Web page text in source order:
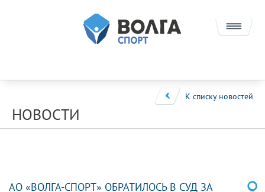
ИНВЕСТОРАМ
НОВОСТИ
К списку новостей
АО «ВОЛГА-СПОРТ» ОБРАТИЛОСЬ В СУД ЗА